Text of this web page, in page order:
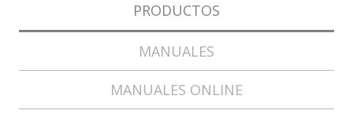
PRODUCTOS
MANUALES
MANUALES ONLINE